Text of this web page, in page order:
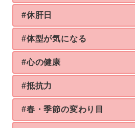
#休肝日
#体型が気になる
#心の健康
#抵抗力
#春・季節の変わり目